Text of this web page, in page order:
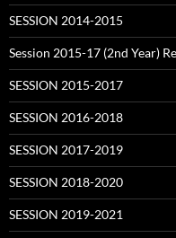
SESSION 2014-2015
Session 2015-17 (2nd Year)
SESSION 2015-2017
SESSION 2016-2018
SESSION 2017-2019
SESSION 2018-2020
SESSION 2019-2021